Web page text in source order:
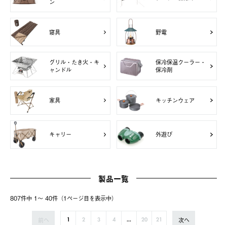
寝具 野電
グリル・たき火・キ
ャンドル
保冷保温クーラー・
保冷剤
家具 キッチンウェア
キャリー 外遊び
製品一覧
807件中 1〜 40件（1ページ⽬を表⽰中）
前へ 1 2 3 4 ... 20 21 次へ